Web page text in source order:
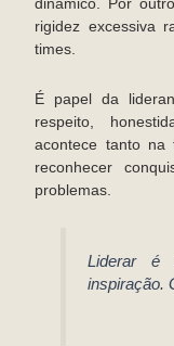
rigidez excessiva
times.
É papel da
respeito,
acontece tanto na
reconhecer
problemas.
Liderar é
inspiração.